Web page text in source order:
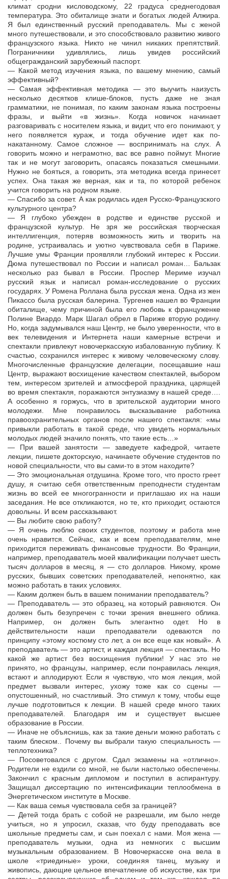
климат сродни кисловодскому, 22 градуса среднегодовая
температура. Это обиталище знати и богатых людей Алжира.
Я был единственный русский преподаватель. Мы с женой
много путешествовали, и это способствовало развитию живого
французского языка. Никто не чинил никаких препятствий.
Пограничники удивлялись, лишь увидев российский
общегражданский зарубежный паспорт.
— Какой метод изучения языка, по вашему мнению, самый
эффективный?
— Самая эффективная методика — это выучить наизусть
несколько десятков клише-блоков, пусть даже не зная
грамматики, не понимая, по каким законам языка построены
фразы, и выйти «в жизнь». Когда новичок начинает
разговаривать с носителем языка, и видит, что его понимают, у
него появляется кураж, и тогда обучение идет как по-
накатанному. Самое сложное — воспринимать на слух. А
говорить можно и неграмотно, вас все равно поймут. Многие
так и не могут заговорить, опасаясь показаться смешными.
Нужно не бояться, а говорить, эта методика всегда принесет
успех. Она такая же верная, как и та, по которой ребенок
учится говорить на родном языке.
— Спасибо за совет. А как родилась идея Русско-Французского
культурного центра?
— Я глубоко убежден в родстве и единстве русской и
французской культур. Не зря же российская творческая
интеллигенция, потеряв возможность жить и творить на
родине, устраивалась и уютно чувствовала себя в Париже.
Лучшие умы Франции проявляли глубокий интерес к России.
Дюма путешествовал по России и написал роман… Бальзак
несколько раз бывал в России. Проспер Мериме изучал
русский язык и написал роман-исследование о русских
государях. У Ромена Роллана была русская жена. Одна из жен
Пикассо была русская балерина. Тургенев нашел во Франции
обиталище, чему причиной была его любовь к француженке
Полине Виардо. Марк Шагал обрел в Париже вторую родину.
Но, когда задумывался наш Центр, не было уверенности, что в
век телевидения и Интернета наши камерные встречи и
спектакли привлекут новочеркасскую избалованную публику. К
счастью, сохранился интерес к живому человеческому слову.
Многочисленные французские делегации, посещавшие наш
Центр, выражают восхищение качеством спектаклей, выбором
тем, интересом зрителей и атмосферой праздника, царящей
во время спектакля, поражаются энтузиазму в нашей среде….
А особенно я горжусь, что в зрительской аудитории много
молодежи. Мне понравилось высказывание работника
правоохранительных органов после нашего спектакля: «мы
привыкли работать в такой среде, что увидеть нормальных
молодых людей значило понять, что такие есть…»
— При вашей занятости — заведуете кафедрой, читаете
лекции, пишете докторскую, начинаете обучение студентов по
новой специальности, что вы сами-то в этом находите?
— Это эмоциональная отдушина. Кроме того, что просто греет
душу, я считаю себя ответственным преподнести студентам
жизнь во всей ее многогранности и приглашаю их на наши
заседания. Не все откликаются, но те, кто приходит, остаются
довольны. И всем рассказывают.
— Вы любите свою работу?
— Я очень люблю своих студентов, поэтому и работа мне
очень нравится. Сейчас, как и всем преподавателям, мне
приходится переживать финансовые трудности. Во Франции,
например, преподаватель моей квалификации получает шесть
тысяч долларов в месяц, я — сто долларов. Никому, кроме
русских, бывших советских преподавателей, непонятно, как
можно работать в таких условиях.
— Каким должен быть в вашем понимании преподаватель?
— Преподаватель — это образец, на который равняются. Он
должен быть безупречен с точки зрения внешнего облика.
Например, он должен быть элегантно одет. Но в
действительности наши преподаватели одеваются по
принципу «этому костюму сто лет, а он все еще как новый». А
преподаватель — это артист, и каждая лекция — спектакль. Но
какой же артист без восхищения публики! У нас это не
принято, но французы, например, если понравилась лекция,
встают и аплодируют. Если я чувствую, что моя лекция, мой
предмет вызвали интерес, ухожу тоже как со сцены —
опустошенный, но счастливый. Это стимул к тому, чтобы еще
лучше подготовиться к лекции. В нашей среде много таких
преподавателей. Благодаря им и существует высшее
образование в России.
— Иначе не объяснишь, как за такие деньги можно работать с
таким блеском.. Почему вы выбрали такую специальность —
теплотехника?
— Посоветовался с другом. Сдал экзамены на «отлично».
Родители не ездили со мной, не были настолько обеспечены.
Закончил с красным дипломом и поступил в аспирантуру.
Защищал диссертацию по интенсификации теплообмена в
Энергетическом институте в Москве.
— Как ваша семья чувствовала себя за границей?
— Детей тогда брать с собой не разрешали, им было негде
учиться, но я упросил, сказав, что буду преподавать все
школьные предметы сам, и сын поехал с нами. Моя жена —
преподаватель музыки, одна из немногих с высшим
музыкальным образованием. В Новочеркасске она вела в
школе «триединые» уроки, соединяя танец, музыку и
живопись, дающие цельное впечатление об искусстве, как три